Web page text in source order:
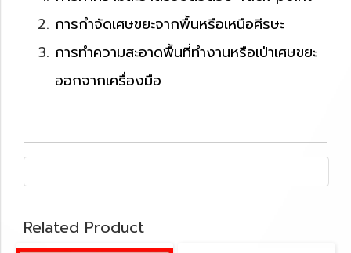
การกำจัดเศษขยะจากพื้นหรือเหนือศีรษะ
การทำความสะอาดพื้นที่ทำงานหรือเป่าเศษขยะ
ออกจากเครื่องมือ
Related Product